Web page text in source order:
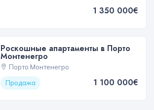
1 350 000€
Роскошные апартаменты в Порто
Монтенегро
Порто Монтенегро
Продажа
1 100 000€